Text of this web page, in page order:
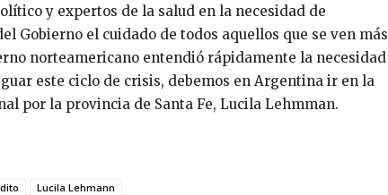
y expertos de la salud en la necesidad de
Gobierno el cuidado de todos aquellos que se ven más
norteamericano entendió rápidamente la necesidad
este ciclo de crisis, debemos en Argentina ir en la
por la provincia de Santa Fe, Lucila Lehmman.
Lucila Lehmann